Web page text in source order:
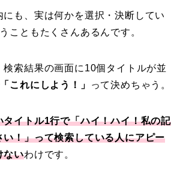
にも、実は何かを選択・決断してい
こともたくさんあるんです。
検索結果の画面に10個タイトルが並
これにしよう！」 って決めちゃう。
タイトル1行で「ハイ！ハイ！私の記
い！」って検索している人にアピー
ないわけです。